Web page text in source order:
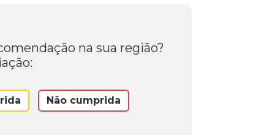
na sua região?
Não cumprida